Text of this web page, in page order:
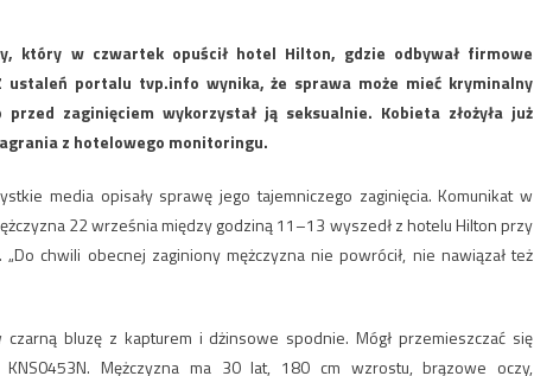
który w czwartek opuścił hotel Hilton, gdzie odbywał firmowe
portalu tvp.info wynika, że sprawa może mieć kryminalny
zaginięciem wykorzystał ją seksualnie. Kobieta złożyła już
z hotelowego monitoringu.
media opisały sprawę jego tajemniczego zaginięcia. Komunikat w
22 września między godziną 11–13 wyszedł z hotelu Hilton przy
chwili obecnej zaginiony mężczyzna nie powrócił, nie nawiązał też
bluzę z kapturem i dżinsowe spodnie. Mógł przemieszczać się
Mężczyzna ma 30 lat, 180 cm wzrostu, brązowe oczy,